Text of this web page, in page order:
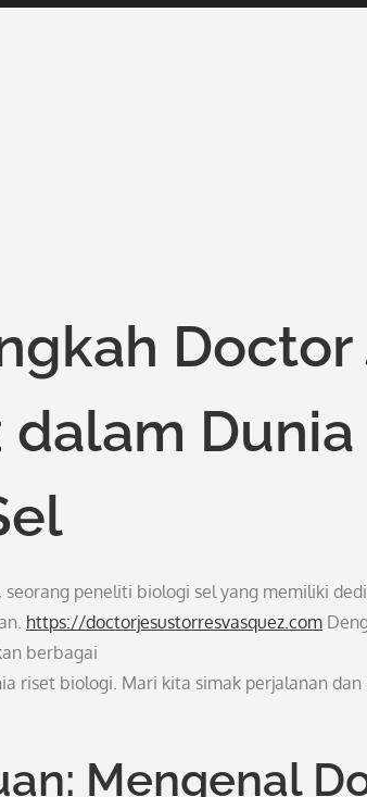
Doctor
dalam
seorang peneliti biologi sel yang memiliki
https://doctorjesustorresvasquez.com
berbagai
riset biologi. Mari kita simak perjalanan
Mengenal